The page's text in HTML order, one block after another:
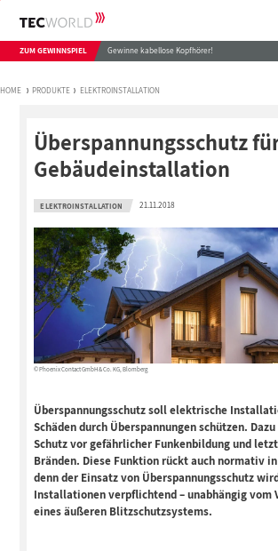
ZUM GEWINNSPIEL Gewinne kabellose Kopfhörer!
HOME PRODUKTE ELEKTROINSTALLATION
Überspannungsschutz
Gebäudeinstallation
ELEKTROINSTALLATION 21.11.2018
© Phoenix Contact GmbH & Co. KG, Blomberg
Überspannungsschutz soll elektrische
Schäden durch Überspannungen schützen.
Schutz vor gefährlicher Funkenbildung und
Bränden. Diese Funktion rückt auch normativ
denn der Einsatz von Überspannungsschutz
Installationen verpflichtend – unabhängig vom
eines äußeren Blitzschutzsystems.